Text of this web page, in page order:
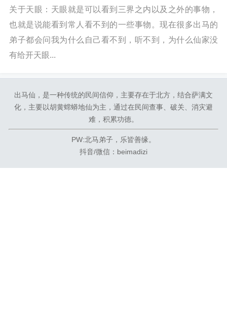
关于天眼：天眼就是可以看到三界之内以及之外的事物，
也就是说能看到常人看不到的一些事物。现在很多出马的
弟子都会问我为什么自己看不到，听不到，为什么仙家没
有给开天眼...
出马仙，是一种传统的民间信仰，主要存在于北方，结合萨满文
化，主要以胡黄蟐蟒地仙为主，通过在民间查事、破关、消灾避
难，积累功德。
PW:北马弟子，乐皆善缘。
抖音/微信：beimadizi